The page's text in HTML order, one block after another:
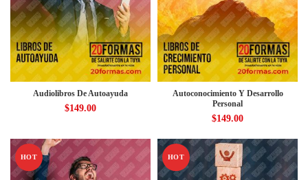
Audiolibros De Autoayuda
$149.00
Autoconocimiento Y Desarrollo
Personal
$149.00
HOT HOT